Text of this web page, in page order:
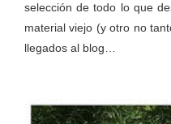
selección de todo lo que
material viejo (y otro no
llegados al blog…